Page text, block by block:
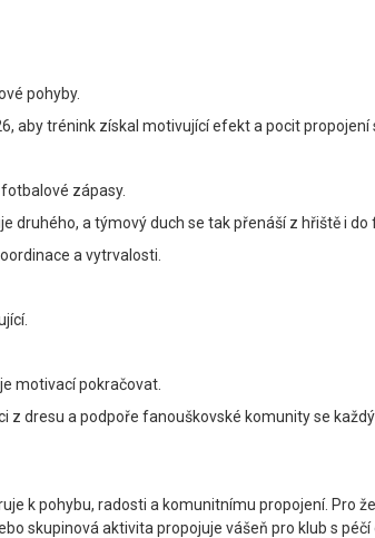
pohyby.
aby trénink získal motivující efekt a pocit propojení
zápasy.
druhého, a týmový duch se tak přenáší z hřiště i do
a vytrvalosti.
motivací pokračovat.
z dresu a podpoře fanouškovské komunity se
k pohybu, radosti a komunitnímu propojení. Pro
skupinová aktivita propojuje vášeň pro klub s péčí